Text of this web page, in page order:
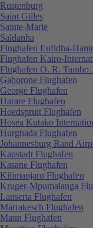
Rustenburg
Saint Gilles
Sainte-Marie
Saldanha
Flughafen Enfidha-
Flughafen Kairo-
Flughafen O. R. Tambo
Gaborone Flughafen
George Flughafen
Harare Flughafen
Hoedspruit Flughafen
Hosea Kutako
Hurghada Flughafen
Johannesburg Rand
Kapstadt Flughafen
Kasane Flughafen
Kilimanjaro Flughafen
Kruger-Mpumalanga
Lanseria Flughafen
Marrakesch Flughafen
Maun Flughafen